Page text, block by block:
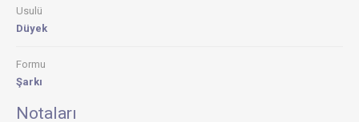
Usulü
Düyek
Formu
Şarkı
Notaları